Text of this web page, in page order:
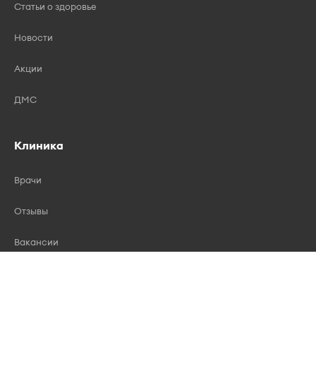
Статьи о здоровье
Новости
Акции
ДМС
Клиника
Врачи
Отзывы
Вакансии